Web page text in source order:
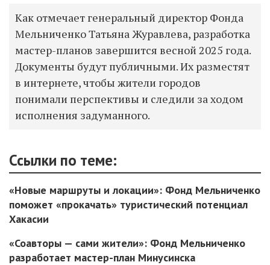
Как отмечает генеральный директор Фонда
Мельниченко Татьяна Журавлева, разработка
мастер-планов завершится весной 2025 года.
Документы будут публичными. Их разместят
в интернете, чтобы жители городов
понимали перспективы и следили за ходом
исполнения задуманного.
Ссылки по теме:
«Новые маршруты и локации»: Фонд Мельниченко
поможет «прокачать» туристический потенциал
Хакасии
«Соавторы — сами жители»: Фонд Мельниченко
разработает мастер-план Минусинска